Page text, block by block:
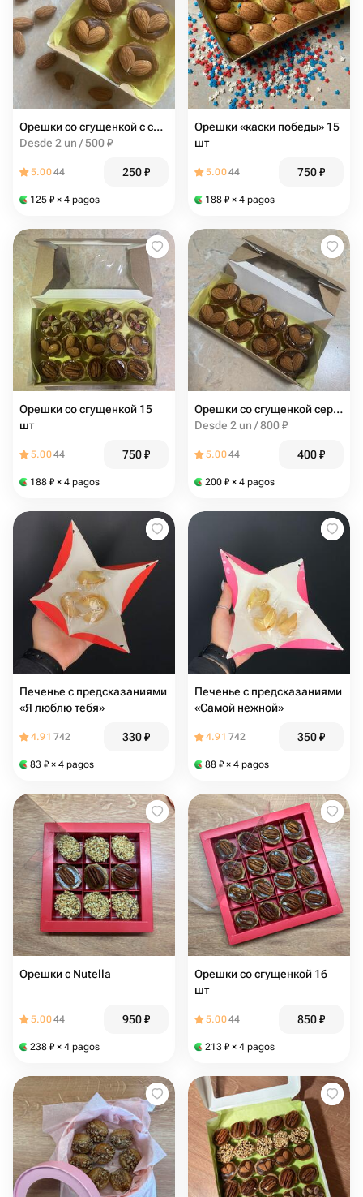
Орешки со сгущенкой с сердцем
Desde 2 un / 500 ₽
5.0044 250₽
125 ₽ × 4 pagos
Орешки «каски победы» 15
шт
5.0044 750₽
188 ₽ × 4 pagos
Орешки со сгущенкой 15
шт
5.0044 750₽
188 ₽ × 4 pagos
Орешки со сгущенкой сердца
Desde 2 un / 800 ₽
5.0044 400₽
200 ₽ × 4 pagos
Печенье с предсказаниями
«Я люблю тебя»
4.91 742 330₽
83 ₽ × 4 pagos
Печенье с предсказаниями
«Самой нежной»
4.91 742 350₽
88 ₽ × 4 pagos
Орешки с Nutella
5.0044 950₽
238 ₽ × 4 pagos
Орешки со сгущенкой 16
шт
5.0044 850₽
213 ₽ × 4 pagos